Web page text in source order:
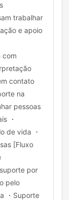
trabalhar
e apoio
com
contato
na
pessoas
・
de vida ・
[Fluxo
por
pelo
・Suporte